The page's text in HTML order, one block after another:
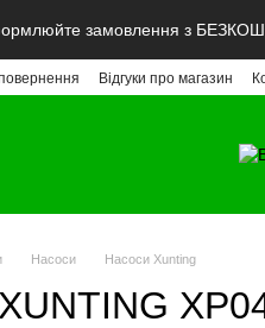
замовлення з
Відгуки про магазин
Насоси Насоси Xunting